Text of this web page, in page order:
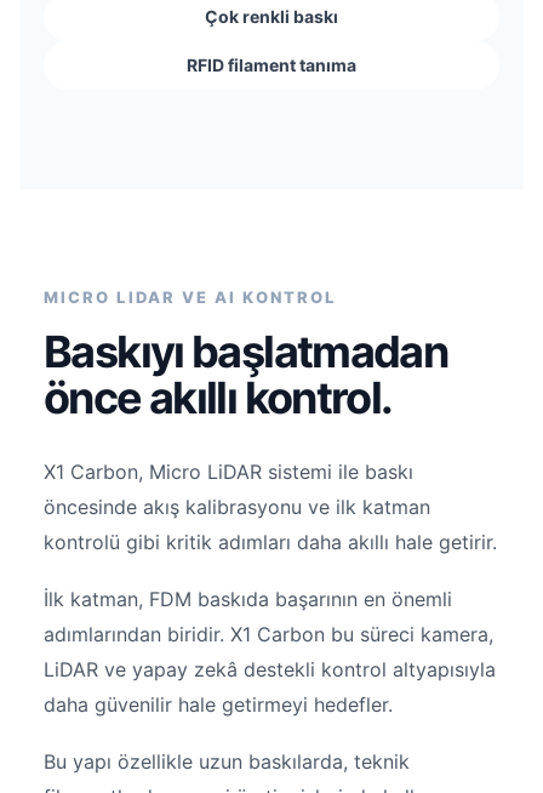
Çok renkli baskı
RFID filament tanıma
MICRO LIDAR VE AI KONTROL
Baskıyı başlatmadan
önce akıllı kontrol.
X1 Carbon, Micro LiDAR sistemi ile baskı
öncesinde akış kalibrasyonu ve ilk katman
kontrolü gibi kritik adımları daha akıllı hale getirir.
İlk katman, FDM baskıda başarının en önemli
adımlarından biridir. X1 Carbon bu süreci kamera,
LiDAR ve yapay zekâ destekli kontrol altyapısıyla
daha güvenilir hale getirmeyi hedefler.
Bu yapı özellikle uzun baskılarda, teknik